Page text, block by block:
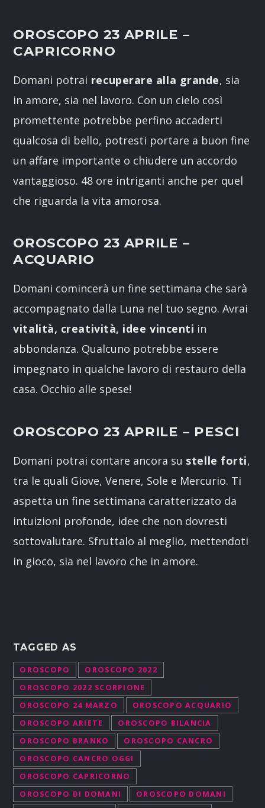
OROSCOPO 23 APRILE –
CAPRICORNO
Domani potrai recuperare alla grande, sia
in amore, sia nel lavoro. Con un cielo così
promettente potrebbe perfino accaderti
qualcosa di bello, potresti portare a buon fine
un affare importante o chiudere un accordo
vantaggioso. 48 ore intriganti anche per quel
che riguarda la vita amorosa.
OROSCOPO 23 APRILE –
ACQUARIO
Domani comincerà un fine settimana che sarà
accompagnato dalla Luna nel tuo segno. Avrai
vitalità, creatività, idee vincenti in
abbondanza. Qualcuno potrebbe essere
impegnato in qualche lavoro di restauro della
casa. Occhio alle spese!
OROSCOPO 23 APRILE – PESCI
Domani potrai contare ancora su stelle forti,
tra le quali Giove, Venere, Sole e Mercurio. Ti
aspetta un fine settimana caratterizzato da
intuizioni profonde, idee che non dovresti
sottovalutare. Sfruttalo al meglio, mettendoti
in gioco, sia nel lavoro che in amore.
TAGGED AS
OROSCOPO
OROSCOPO 2022
OROSCOPO 2022 SCORPIONE
OROSCOPO 24 MARZO
OROSCOPO ACQUARIO
OROSCOPO ARIETE
OROSCOPO BILANCIA
OROSCOPO BRANKO
OROSCOPO CANCRO
OROSCOPO CANCRO OGGI
OROSCOPO CAPRICORNO
OROSCOPO DI DOMANI
OROSCOPO DOMANI